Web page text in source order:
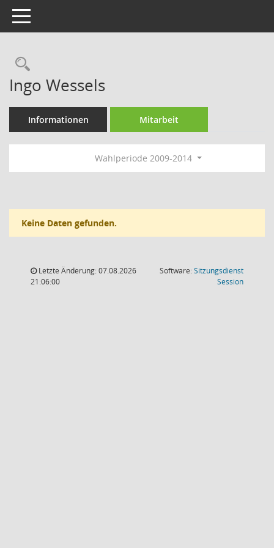
Toggle navigation
Rechercheauswahl
Ingo Wessels
Informationen Mitarbeit
Wahlperiode 2009-2014
Keine Daten gefunden.
Letzte Änderung: 07.08.2026
21:06:00
Software:Sitzungsdienst
Session(Wird in